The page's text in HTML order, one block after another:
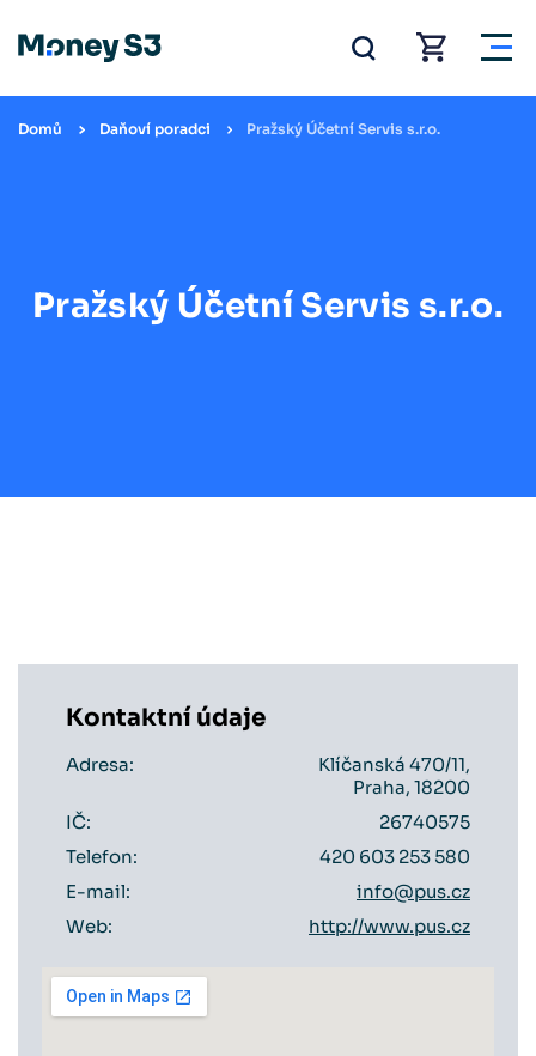
Domů Daňoví poradci Pražský Účetní Servis s.r.o.
Pražský Účetní Servis s.r.o.
Kontaktní údaje
Adresa:
Klíčanská 470/11,
Praha, 18200
IČ:
26740575
Telefon:
420 603 253 580
E-mail:
info@pus.cz
Web:
http://www.pus.cz